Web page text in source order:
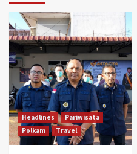
Headlines
Pariwisata
Polkam
Travel